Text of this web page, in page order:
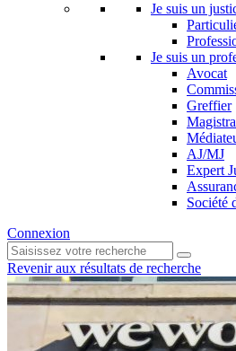
Je suis un
Je suis un
Avocat
Greffier
AJ/MJ
Expert
Société
Connexion
Revenir aux résultats de recherche